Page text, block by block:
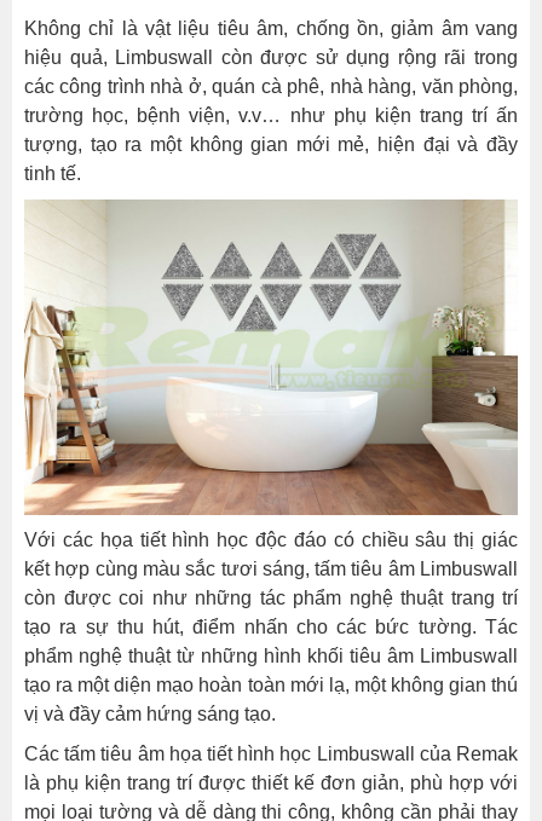
Không chỉ là vật liệu tiêu âm, chống ồn, giảm âm vang
hiệu quả, Limbuswall còn được sử dụng rộng rãi trong
các công trình nhà ở, quán cà phê, nhà hàng, văn phòng,
trường học, bệnh viện, v.v… như phụ kiện trang trí ấn
tượng, tạo ra một không gian mới mẻ, hiện đại và đầy
tinh tế.
Với các họa tiết hình học độc đáo có chiều sâu thị giác
kết hợp cùng màu sắc tươi sáng, tấm tiêu âm Limbuswall
còn được coi như những tác phẩm nghệ thuật trang trí
tạo ra sự thu hút, điểm nhấn cho các bức tường. Tác
phẩm nghệ thuật từ những hình khối tiêu âm Limbuswall
tạo ra một diện mạo hoàn toàn mới lạ, một không gian thú
vị và đầy cảm hứng sáng tạo.
Các tấm tiêu âm họa tiết hình học Limbuswall của Remak
là phụ kiện trang trí được thiết kế đơn giản, phù hợp với
mọi loại tường và dễ dàng thi công, không cần phải thay